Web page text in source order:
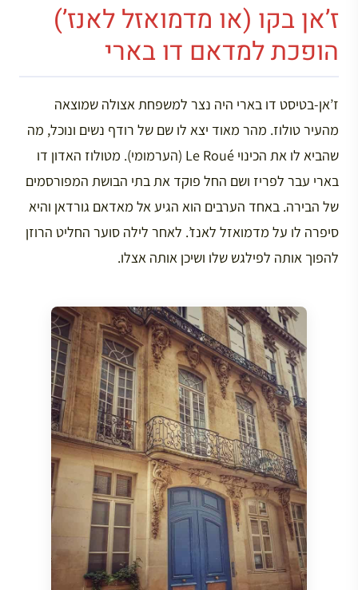
ז’אן בקו (או מדמואזל לאנז’)
הופכת למדאם דו בארי
ז’אן-בטיסט דו בארי היה נצר למשפחת אצולה שמוצאה
מהעיר טולוז. מהר מאוד יצא לו שם של רודף נשים ונוכל, מה
שהביא לו את הכינוי Le Roué (הערמומי). מטולוז האדון דו
בארי עבר לפריז ושם החל פוקד את בתי הבושת המפורסמים
של הבירה. באחד הערבים הוא הגיע אל מאדאם גורדאן והיא
סיפרה לו על מדמואזל לאנז’. לאחר לילה סוער החליט הרוזן
להפוך אותה לפילגש שלו ושיכן אותה אצלו.